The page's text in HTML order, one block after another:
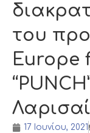
του
Europe
17 Ιουνίου, 2021